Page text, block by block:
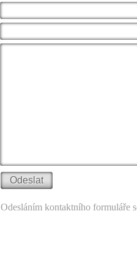
Odesláním kontaktního formuláře